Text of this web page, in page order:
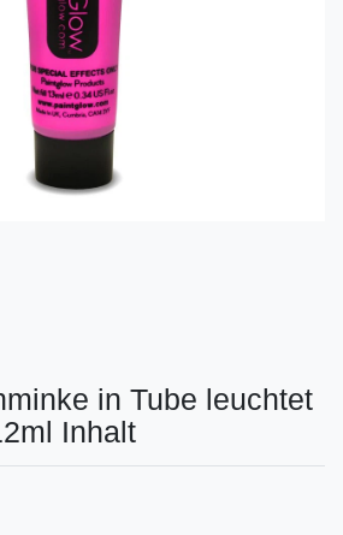
in Tube leuchtet
Inhalt